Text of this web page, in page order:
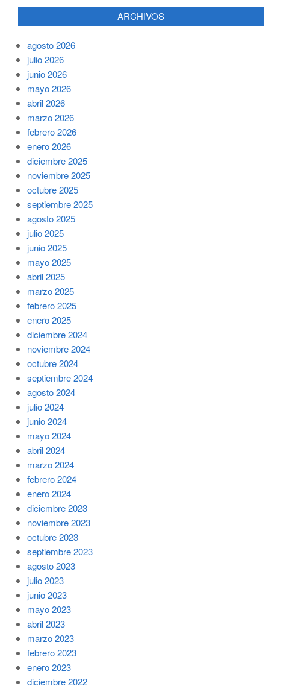
ARCHIVOS
agosto 2026
julio 2026
junio 2026
mayo 2026
abril 2026
marzo 2026
febrero 2026
enero 2026
diciembre 2025
noviembre 2025
octubre 2025
septiembre 2025
agosto 2025
julio 2025
junio 2025
mayo 2025
abril 2025
marzo 2025
febrero 2025
enero 2025
diciembre 2024
noviembre 2024
octubre 2024
septiembre 2024
agosto 2024
julio 2024
junio 2024
mayo 2024
abril 2024
marzo 2024
febrero 2024
enero 2024
diciembre 2023
noviembre 2023
octubre 2023
septiembre 2023
agosto 2023
julio 2023
junio 2023
mayo 2023
abril 2023
marzo 2023
febrero 2023
enero 2023
diciembre 2022